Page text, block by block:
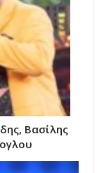
Βασίλης